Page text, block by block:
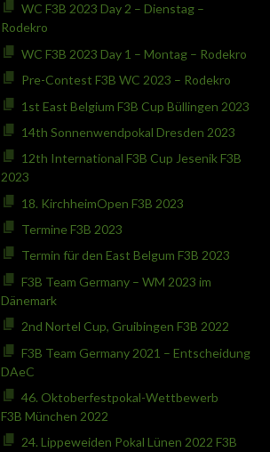
WC F3B 2023 Day 2 – Dienstag –
Rodekro
WC F3B 2023 Day 1 – Montag – Rodekro
Pre-Contest F3B WC 2023 – Rodekro
1st East Belgium F3B Cup Büllingen 2023
14th Sonnenwendpokal Dresden 2023
12th International F3B Cup Jesenik F3B
2023
18. KirchheimOpen F3B 2023
Termine F3B 2023
Termin für den East Belgum F3B 2023
F3B Team Germany – WM 2023 im
Dänemark
2nd Nortel Cup, Gruibingen F3B 2022
F3B Team Germany 2021 – Entscheidung
DAeC
46. Oktoberfestpokal-Wettbewerb
F3B München 2022
24. Lippeweiden Pokal Lünen 2022 F3B